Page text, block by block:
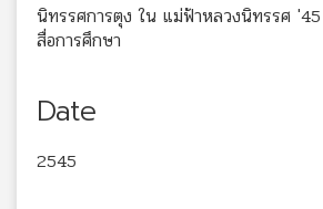
นิทรรศการตุง ใน แม่ฟ้าหลวงนิทรรศ
สื่อการศึกษา
Date
2545